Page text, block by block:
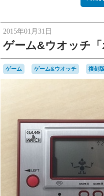
2015年01月31日
ゲーム&ウオッチ
ゲーム ゲーム&ウオッチ 復刻